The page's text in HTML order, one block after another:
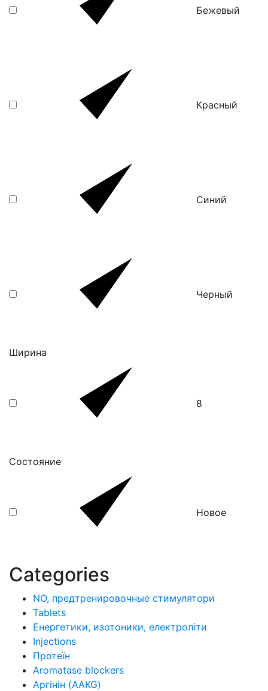
Бежевый
Красный
Синий
Черный
Ширина
8
Состояние
Новое
Categories
NO, предтренировочные стимулятори
Tablets
Енергетики, изотоники, електроліти
Injections
Протеїн
Aromatase blockers
Аргінін (AAKG)